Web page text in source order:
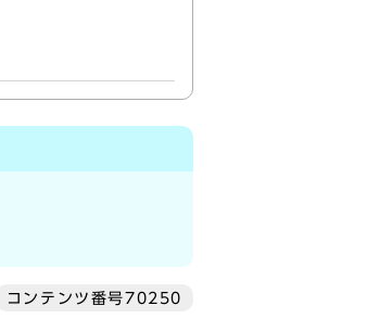
コンテンツ番号70250